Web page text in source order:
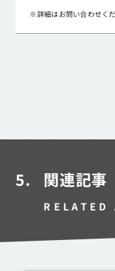
※詳細はお問い合わせくだ
5. 関連記事
RELATED